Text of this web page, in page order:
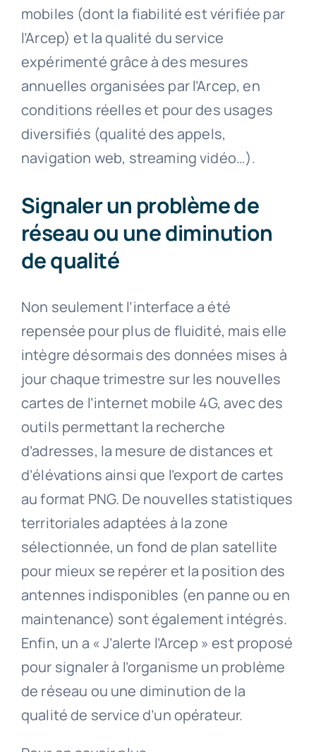
mobiles (dont la fiabilité est vérifiée par
l’Arcep) et la qualité du service
expérimenté grâce à des mesures
annuelles organisées par l’Arcep, en
conditions réelles et pour des usages
diversifiés (qualité des appels,
navigation web, streaming vidéo…).
Signaler un problème de
réseau ou une diminution
de qualité
Non seulement l’interface a été
repensée pour plus de fluidité, mais elle
intègre désormais des données mises à
jour chaque trimestre sur les nouvelles
cartes de l’internet mobile 4G, avec des
outils permettant la recherche
d’adresses, la mesure de distances et
d’élévations ainsi que l’export de cartes
au format PNG. De nouvelles statistiques
territoriales adaptées à la zone
sélectionnée, un fond de plan satellite
pour mieux se repérer et la position des
antennes indisponibles (en panne ou en
maintenance) sont également intégrés.
Enfin, un a « J’alerte l’Arcep » est proposé
pour signaler à l’organisme un problème
de réseau ou une diminution de la
qualité de service d’un opérateur.